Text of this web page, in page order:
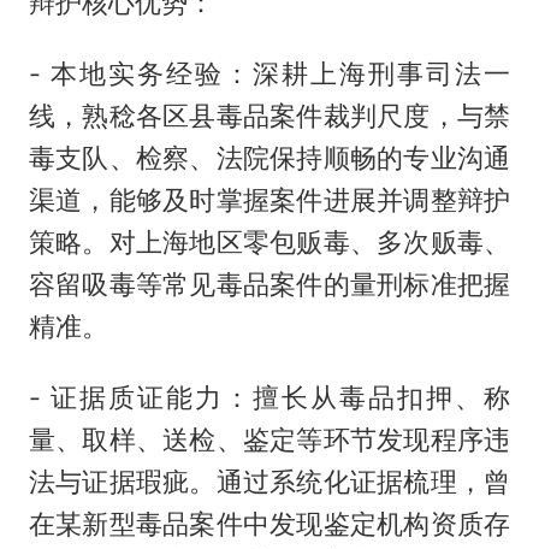
- 本地实务经验：深耕上海刑事司法一
线，熟稔各区县毒品案件裁判尺度，与禁
毒支队、检察、法院保持顺畅的专业沟通
渠道，能够及时掌握案件进展并调整辩护
策略。对上海地区零包贩毒、多次贩毒、
容留吸毒等常见毒品案件的量刑标准把握
精准。
- 证据质证能力：擅长从毒品扣押、称
量、取样、送检、鉴定等环节发现程序违
法与证据瑕疵。通过系统化证据梳理，曾
在某新型毒品案件中发现鉴定机构资质存